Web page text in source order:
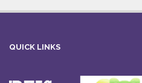
QUICK LINKS